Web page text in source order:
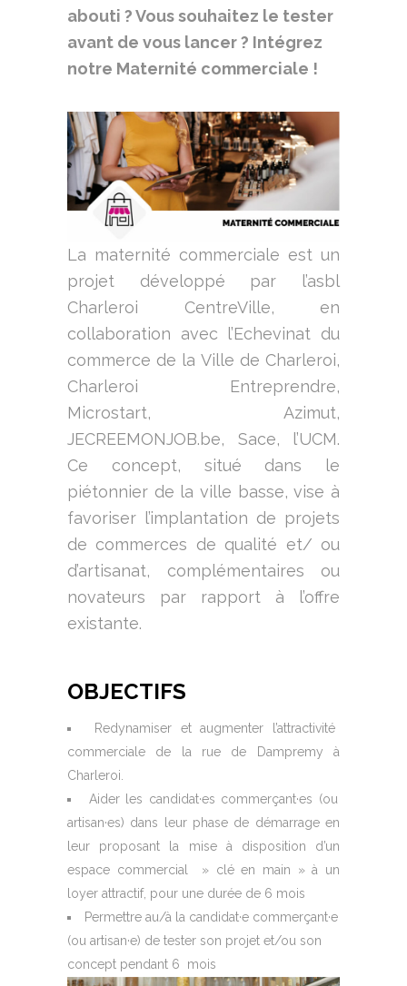
abouti ? Vous souhaitez le tester
avant de vous lancer ? Intégrez
notre Maternité commerciale !
La maternité commerciale est un
projet développé par l’asbl
Charleroi CentreVille, en
collaboration avec l’Echevinat du
commerce de la Ville de Charleroi,
Charleroi Entreprendre,
Microstart, Azimut,
JECREEMONJOB.be, Sace, l’UCM.
Ce concept, situé dans le
piétonnier de la ville basse, vise à
favoriser l’implantation de projets
de commerces de qualité et/ ou
d’artisanat, complémentaires ou
novateurs par rapport à l’offre
existante.
OBJECTIFS
Redynamiser et augmenter l’attractivité
commerciale de la rue de Dampremy à
Charleroi.
Aider les candidat·es commerçant·es (ou
artisan·es) dans leur phase de démarrage en
leur proposant la mise à disposition d’un
espace commercial » clé en main » à un
loyer attractif, pour une durée de 6 mois
Permettre au/à la candidat·e commerçant·e
(ou artisan·e) de tester son projet et/ou son
concept pendant 6
mois